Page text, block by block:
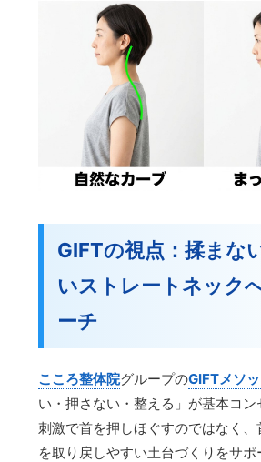
GIFTの視点：揉まな
いストレートネック
ーチ
こころ整体院グループのGIFTメソ
い・押さない・整える」が基本コ
刺激で首を押しほぐすのではなく
を取り戻しやすい土台づくりをサ